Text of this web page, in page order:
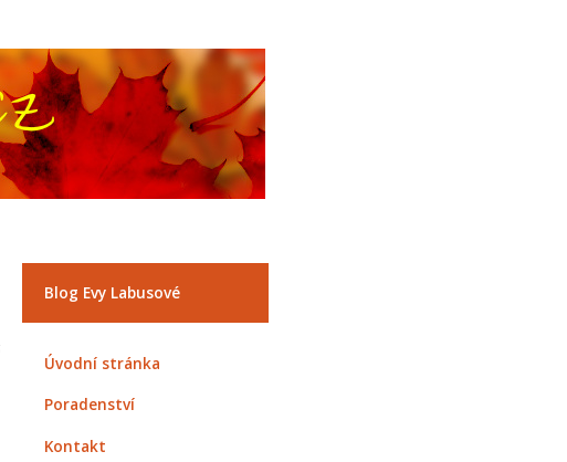
Blog Evy Labusové
Úvodní stránka
Poradenství
Kontakt